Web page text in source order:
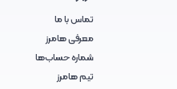
تماس با ما
معرفی هامرز
شماره حساب‌ها
تیم هامرز